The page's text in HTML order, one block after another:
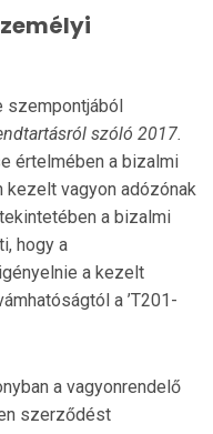
szóló 2017.
értelmében a bizalmi
vagyon adózónak
a bizalmi
hogy a
a kezelt
a ’T201-
a vagyonrendelő
szerződést